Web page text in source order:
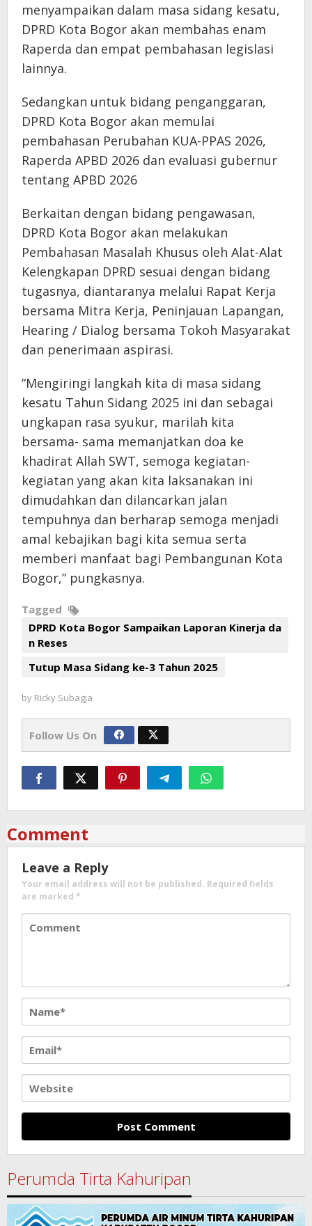
menyampaikan dalam masa sidang kesatu,
DPRD Kota Bogor akan membahas enam
Raperda dan empat pembahasan legislasi
lainnya.
Sedangkan untuk bidang penganggaran,
DPRD Kota Bogor akan memulai
pembahasan Perubahan KUA-PPAS 2026,
Raperda APBD 2026 dan evaluasi gubernur
tentang APBD 2026
Berkaitan dengan bidang pengawasan,
DPRD Kota Bogor akan melakukan
Pembahasan Masalah Khusus oleh Alat-Alat
Kelengkapan DPRD sesuai dengan bidang
tugasnya, diantaranya melalui Rapat Kerja
bersama Mitra Kerja, Peninjauan Lapangan,
Hearing / Dialog bersama Tokoh Masyarakat
dan penerimaan aspirasi.
“Mengiringi langkah kita di masa sidang
kesatu Tahun Sidang 2025 ini dan sebagai
ungkapan rasa syukur, marilah kita
bersama- sama memanjatkan doa ke
khadirat Allah SWT, semoga kegiatan-
kegiatan yang akan kita laksanakan ini
dimudahkan dan dilancarkan jalan
tempuhnya dan berharap semoga menjadi
amal kebajikan bagi kita semua serta
memberi manfaat bagi Pembangunan Kota
Bogor,” pungkasnya.
Tagged
DPRD Kota Bogor Sampaikan Laporan Kinerja da
n Reses
Tutup Masa Sidang ke-3 Tahun 2025
by Ricky Subagja
Follow Us On
Comment
Leave a Reply
Your email address will not be published. Required fields
are marked *
Perumda Tirta Kahuripan